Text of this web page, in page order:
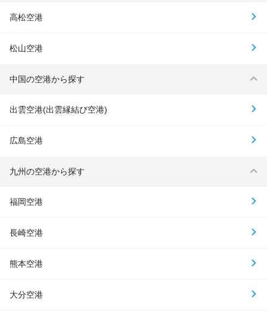
高松空港
松山空港
中国の空港から探す
出雲空港(出雲縁結び空港)
広島空港
九州の空港から探す
福岡空港
長崎空港
熊本空港
大分空港